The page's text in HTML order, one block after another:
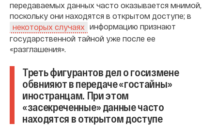
передаваемых данных часто оказывается мнимой,
поскольку они находятся в открытом доступе; в
некоторых случаях информацию признают
государственной тайной уже после ее
«разглашения».
Треть фигурантов дел о госизмене
обвнияют в передаче «гостайны»
иностранцам. При этом
«засекреченные» данные часто
находятся в открытом доступе